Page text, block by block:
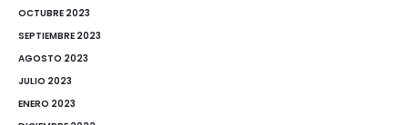
OCTUBRE 2023
SEPTIEMBRE 2023
AGOSTO 2023
JULIO 2023
ENERO 2023